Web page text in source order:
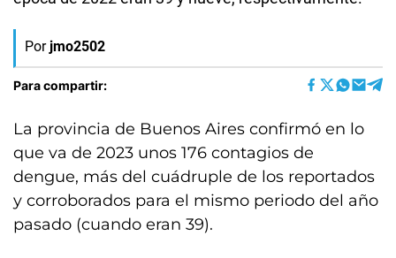
Por jmo2502
Para compartir:
La provincia de Buenos Aires confirmó en lo
que va de 2023 unos 176 contagios de
dengue, más del cuádruple de los reportados
y corroborados para el mismo periodo del año
pasado (cuando eran 39).